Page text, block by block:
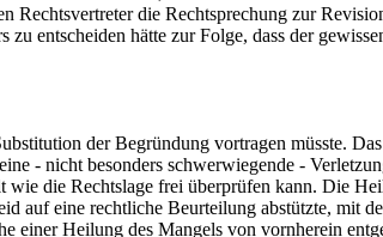
die Rechtsprechung zur
entscheiden hätte zur Folge, dass der
der Begründung vortragen müsste.
- nicht besonders schwerwiegende -
wie die Rechtslage frei überprüfen kann. Die
auf eine rechtliche Beurteilung abstützte, mit
einer Heilung des Mangels von vornherein